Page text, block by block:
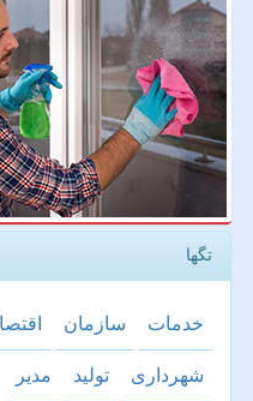
تگها
خدمات سازمان
شهرداری تولید مدیر